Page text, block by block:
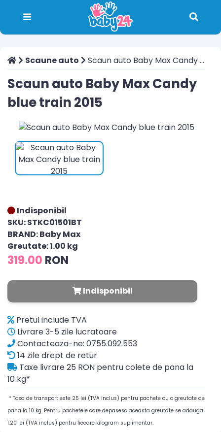
Scaune auto Scaun auto Baby Max Candy blue train 2015
Scaun auto Baby Max Candy
blue train 2015
Indisponibil
SKU: STKC01501BT
BRAND: Baby Max
Greutate: 1.00 kg
319.00 RON
Indisponibil
Pretul include TVA
Livrare 3-5 zile lucratoare
Contacteaza-ne: 0755.092.553
14 zile drept de retur
Taxe livrare 25 RON pentru colete de pana la
10 kg*
* Taxa de transport este 25 lei (TVA inclus) pentru pachete cu o greutate de
pana la 10 kg. Pentru pachetele care depasesc aceasta greutate se adauga
1.20 lei (TVA inclus) pentru fiecare kilogram suplimentar.